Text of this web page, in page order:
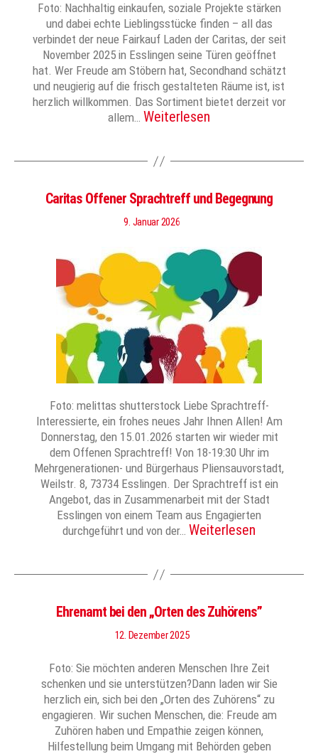
Foto: Nachhaltig einkaufen, soziale Projekte stärken
und dabei echte Lieblingsstücke finden – all das
verbindet der neue Fairkauf Laden der Caritas, der seit
November 2025 in Esslingen seine Türen geöffnet
hat. Wer Freude am Stöbern hat, Secondhand schätzt
und neugierig auf die frisch gestalteten Räume ist, ist
herzlich willkommen. Das Sortiment bietet derzeit vor
allem… Weiterlesen
Caritas Offener Sprachtreff und Begegnung
9. Januar 2026
Foto: melittas shutterstock Liebe Sprachtreff-
Interessierte, ein frohes neues Jahr Ihnen Allen! Am
Donnerstag, den 15.01.2026 starten wir wieder mit
dem Offenen Sprachtreff! Von 18-19:30 Uhr im
Mehrgenerationen- und Bürgerhaus Pliensauvorstadt,
Weilstr. 8, 73734 Esslingen. Der Sprachtreff ist ein
Angebot, das in Zusammenarbeit mit der Stadt
Esslingen von einem Team aus Engagierten
durchgeführt und von der… Weiterlesen
Ehrenamt bei den „Orten des Zuhörens”
12. Dezember 2025
Foto: Sie möchten anderen Menschen Ihre Zeit
schenken und sie unterstützen?Dann laden wir Sie
herzlich ein, sich bei den „Orten des Zuhörens“ zu
engagieren. Wir suchen Menschen, die: Freude am
Zuhören haben und Empathie zeigen können,
Hilfestellung beim Umgang mit Behörden geben